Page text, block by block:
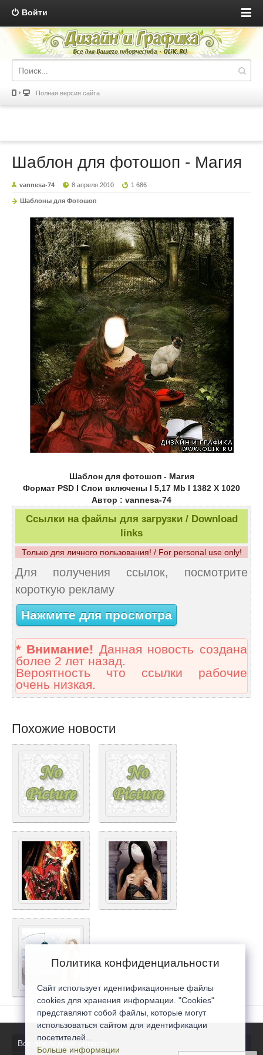
Войти
Полная версия сайта
Шаблон для фотошоп - Магия
vannesa-74 8 апреля 2010 1 686
Шаблоны для Фотошоп
Шаблон для фотошоп - Магия
Формат PSD l Слои включены l 5,17 Mb l 1382 Х 1020
Автор : vannesa-74
Ссылки на файлы для загрузки / Download
links
Только для личного пользования! / For personal use only!
Для получения ссылок, посмотрите
короткую рекламу
Нажмите для просмотра
* Внимание! Данная новость создана
более 2 лет назад.
Вероятность что ссылки рабочие
очень низкая.
Похожие новости
Все последние новости
Политика конфиденциальности
Сайт использует идентификационные файлы
cookies для хранения информации. "Cookies"
представляют собой файлы, которые могут
использоваться сайтом для идентификации
посетителей...
Больше информации